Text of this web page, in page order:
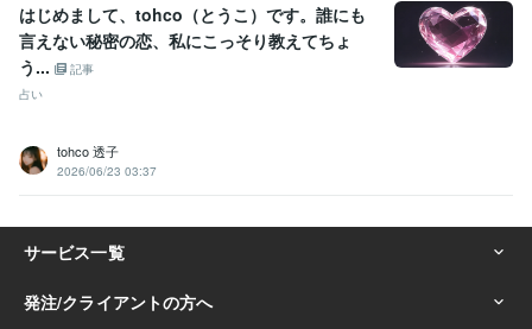
はじめまして、tohco（とうこ）です。誰にも
言えない秘密の恋、私にこっそり教えてちょ
う...
記事
占い
tohco 透子
2026/06/23 03:37